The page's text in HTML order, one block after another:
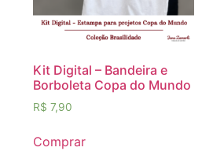
Kit Digital – Bandeira e
Borboleta Copa do Mundo
R$ 7,90
Comprar